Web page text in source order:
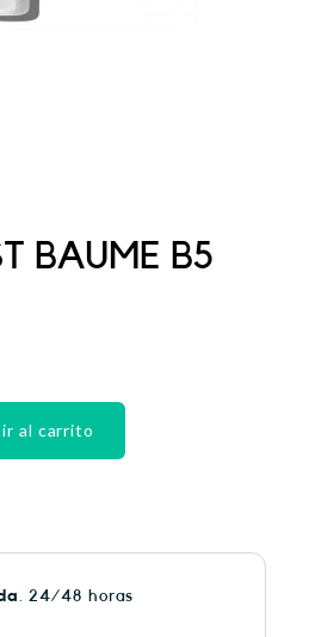
BAUME B5
al carrito
. 24/48 horas